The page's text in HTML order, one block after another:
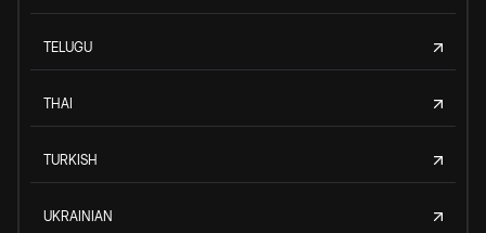
TELUGU
THAI
TURKISH
UKRAINIAN